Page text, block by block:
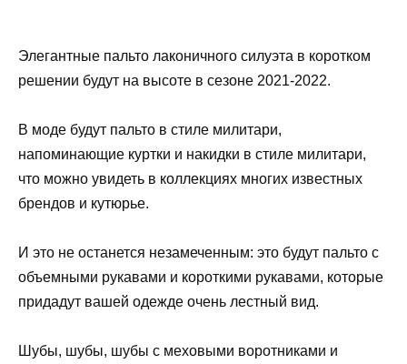
Элегантные пальто лаконичного силуэта в коротком
решении будут на высоте в сезоне 2021-2022.
В моде будут пальто в стиле милитари,
напоминающие куртки и накидки в стиле милитари,
что можно увидеть в коллекциях многих известных
брендов и кутюрье.
И это не останется незамеченным: это будут пальто с
объемными рукавами и короткими рукавами, которые
придадут вашей одежде очень лестный вид.
Шубы, шубы, шубы с меховыми воротниками и